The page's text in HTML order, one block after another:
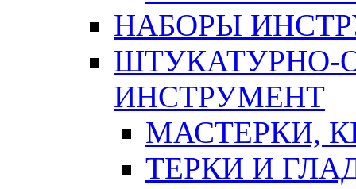
НАБОРЫ
ШТУКАТУРНО-
ИНСТРУМЕНТ
МАСТЕРКИ,
ТЕРКИ И